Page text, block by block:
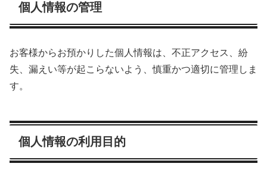
個人情報の管理
お客様からお預かりした個人情報は、不正アクセス、紛
失、漏えい等が起こらないよう、慎重かつ適切に管理しま
す。
個人情報の利用目的